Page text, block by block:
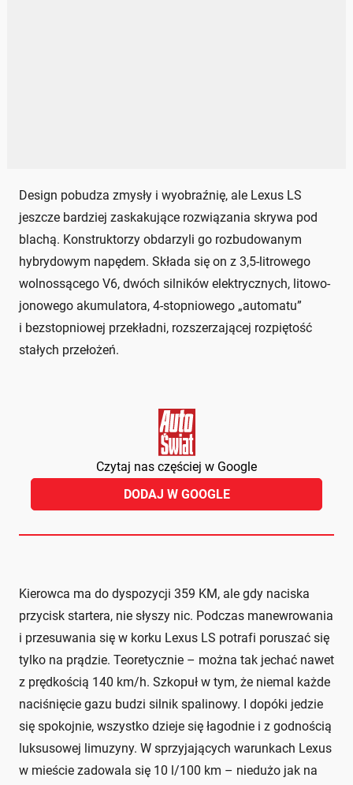
Design pobudza zmysły i wyobraźnię, ale Lexus LS
jeszcze bardziej zaskakujące rozwiązania skrywa pod
blachą. Konstruktorzy obdarzyli go rozbudowanym
hybrydowym napędem. Składa się on z 3,5-litrowego
wolnossącego V6, dwóch silników elektrycznych, litowo-
jonowego akumulatora, 4-stopniowego „automatu”
i bezstopniowej przekładni, rozszerzającej rozpiętość
stałych przełożeń.
Czytaj nas częściej w Google
DODAJ W GOOGLE
Kierowca ma do dyspozycji 359 KM, ale gdy naciska
przycisk startera, nie słyszy nic. Podczas manewrowania
i przesuwania się w korku Lexus LS potrafi poruszać się
tylko na prądzie. Teoretycznie – można tak jechać nawet
z prędkością 140 km/h. Szkopuł w tym, że niemal każde
naciśnięcie gazu budzi silnik spalinowy. I dopóki jedzie
się spokojnie, wszystko dzieje się łagodnie i z godnością
luksusowej limuzyny. W sprzyjających warunkach Lexus
w mieście zadowala się 10 l/100 km – niedużo jak na